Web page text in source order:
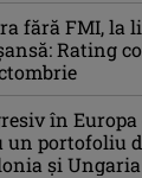
fără FMI, la
Rating
în
un portofoliu
și Ungaria